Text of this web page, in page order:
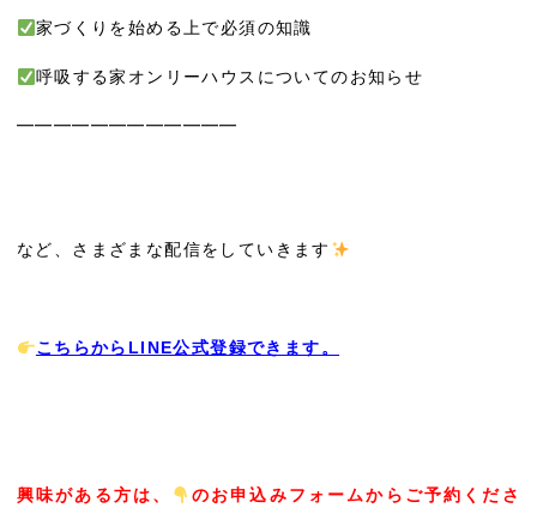
家づくりを始める上で必須の知識
呼吸する家オンリーハウスについてのお知らせ
━━━━━━━━━━━━
など、さまざまな配信を していきます
こちらからLINE公式登録できます。
興味がある方は、
のお申込みフォームからご予約くださ